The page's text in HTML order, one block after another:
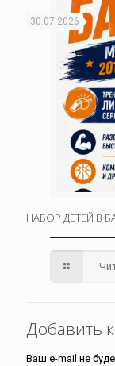
30.07.2026
НАБОР ДЕТЕЙ В
Добавить
Ваш e-mail не